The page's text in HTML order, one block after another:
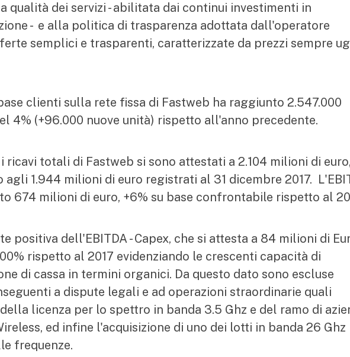
qualità dei servizi - abilitata dai continui investimenti in
- e alla politica di trasparenza adottata dall'operatore
semplici e trasparenti, caratterizzate da prezzi sempre
clienti sulla rete fissa di Fastweb ha raggiunto 2.547.000
4% (+96.000 nuove unità) rispetto all'anno precedente.
ricavi totali di Fastweb si sono attestati a 2.104 milioni di
1.944 milioni di euro registrati al 31 dicembre 2017.
674 milioni di euro, +6% su base confrontabile rispetto al
positiva dell'EBITDA - Capex, che si attesta a 84 milioni di
rispetto al 2017 evidenziando le crescenti capacità di
di cassa in termini organici. Da questo dato sono escluse
a dispute legali e ad operazioni straordinarie quali
licenza per lo spettro in banda 3.5 Ghz e del ramo di
ed infine l'acquisizione di uno dei lotti in banda 26 Ghz
frequenze.